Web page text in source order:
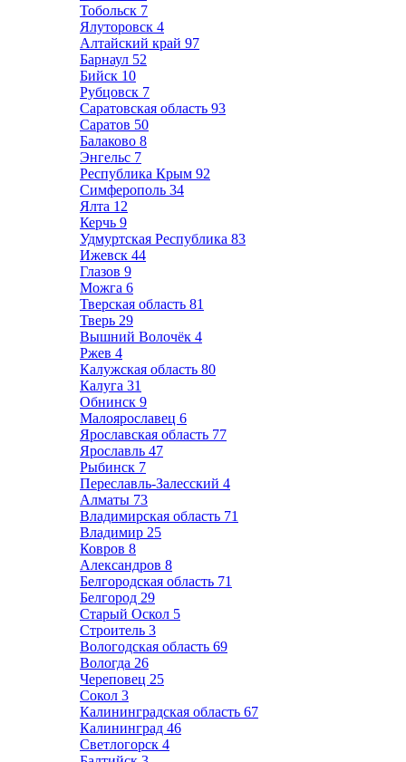
Тобольск 7
Ялуторовск 4
Алтайский край 97
Барнаул 52
Бийск 10
Рубцовск 7
Саратовская область 93
Саратов 50
Балаково 8
Энгельс 7
Республика Крым 92
Симферополь 34
Ялта 12
Керчь 9
Удмуртская Республика 83
Ижевск 44
Глазов 9
Можга 6
Тверская область 81
Тверь 29
Вышний Волочёк 4
Ржев 4
Калужская область 80
Калуга 31
Обнинск 9
Малоярославец 6
Ярославская область 77
Ярославль 47
Рыбинск 7
Переславль-Залесский 4
Алматы 73
Владимирская область 71
Владимир 25
Ковров 8
Александров 8
Белгородская область 71
Белгород 29
Старый Оскол 5
Строитель 3
Вологодская область 69
Вологда 26
Череповец 25
Сокол 3
Калининградская область 67
Калининград 46
Светлогорск 4